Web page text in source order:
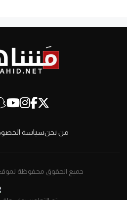
من نحنسياسة
جميع الحقوق محفوظة لموقع